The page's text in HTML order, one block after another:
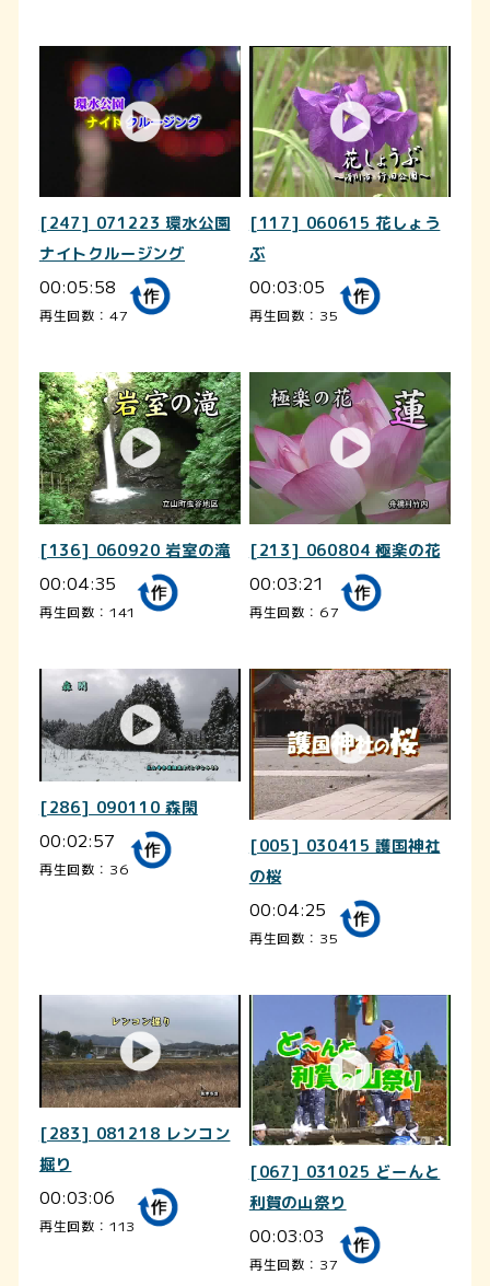
[247] 071223 環水公園
ナイトクルージング
00:05:58
再生回数：47
[117] 060615 花しょう
ぶ
00:03:05
再生回数：35
[136] 060920 岩室の滝
00:04:35
再生回数：141
[213] 060804 極楽の花
00:03:21
再生回数：67
[286] 090110 森閑
00:02:57
再生回数：36
[005] 030415 護国神社
の桜
00:04:25
再生回数：35
[283] 081218 レンコン
掘り
00:03:06
再生回数：113
[067] 031025 どーんと
利賀の山祭り
00:03:03
再生回数：37